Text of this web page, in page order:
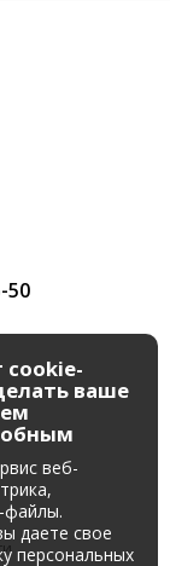
50
cookie-
ваше
веб-
файлы.
даете свое
персональных